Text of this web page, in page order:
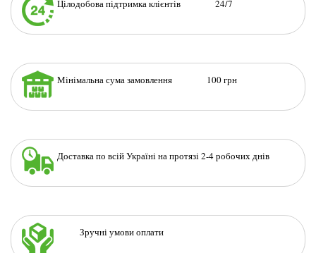
Цілодобова підтримка клієнтів 24/7
Мінімальна сума замовлення 100 грн
Доставка по всій Україні на протязі 2-4 робочих днів
Зручні умови оплати